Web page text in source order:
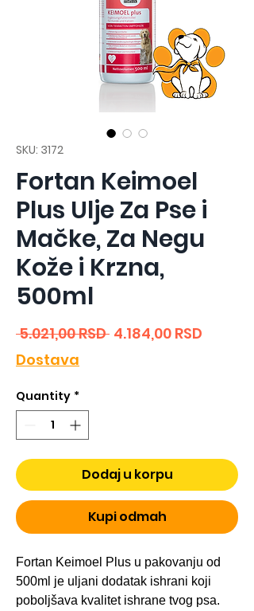
SKU: 3172
Fortan Keimoel
Plus Ulje Za Pse i
Mačke, Za Negu
Kože i Krzna,
500ml
5.021,00 RSD Regular
4.184,00 RSD
Dostava
Quantity *
Dodaj u korpu
Kupi odmah
Fortan Keimoel Plus u pakovanju od
500ml je uljani dodatak ishrani koji
poboljšava kvalitet ishrane tvog psa.